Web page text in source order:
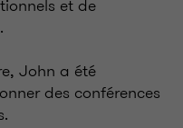
et de
John a été
des conférences